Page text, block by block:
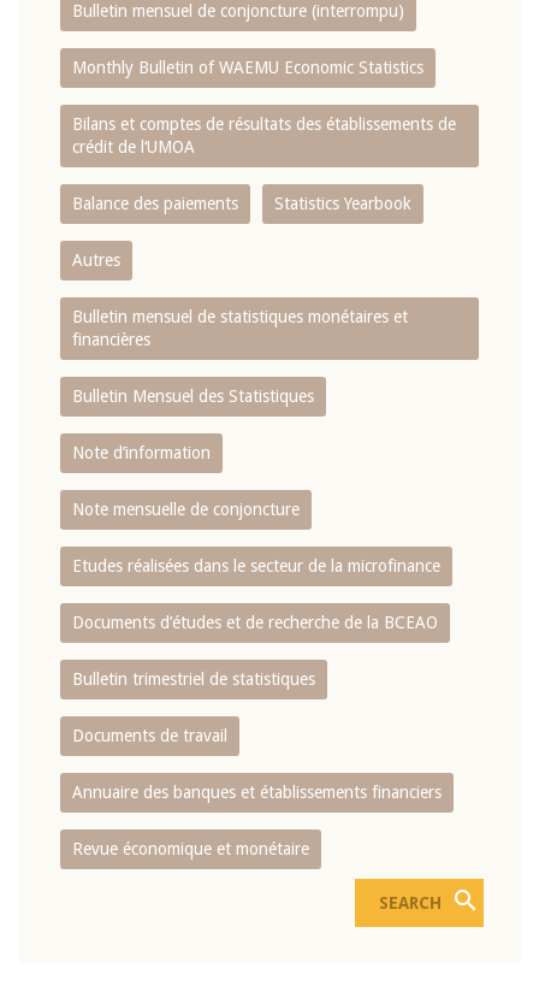
Bulletin mensuel de conjoncture (interrompu)
Monthly Bulletin of WAEMU Economic Statistics
Bilans et comptes de résultats des établissements de
crédit de l‘UMOA
Balance des paiements Statistics Yearbook
Autres
Bulletin mensuel de statistiques monétaires et
financières
Bulletin Mensuel des Statistiques
Note d’information
Note mensuelle de conjoncture
Etudes réalisées dans le secteur de la microfinance
Documents d’études et de recherche de la BCEAO
Bulletin trimestriel de statistiques
Documents de travail
Annuaire des banques et établissements financiers
Revue économique et monétaire